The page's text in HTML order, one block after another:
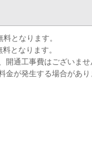
となります。
となります。
通工事費はございませ
が発生する場合があり